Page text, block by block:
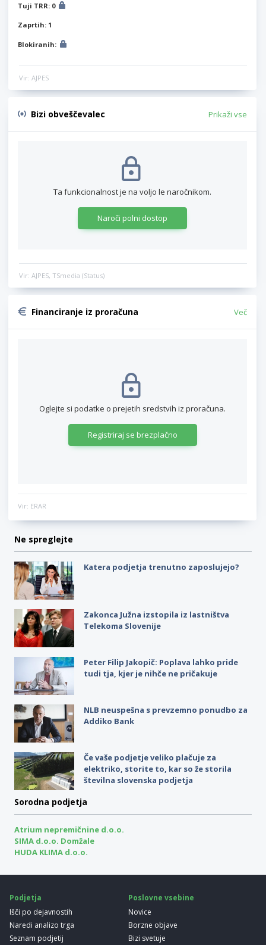
Tuji TRR: 0
Zaprtih: 1
Blokiranih:
Vir: AJPES
Bizi obveščevalec Prikaži vse
Ta funkcionalnost je na voljo le naročnikom.
Naroči polni dostop
Vir: AJPES, TSmedia (Status)
Financiranje iz proračuna Več
Oglejte si podatke o prejetih sredstvih iz proračuna.
Registriraj se brezplačno
Vir: ERAR
Ne spreglejte
Katera podjetja trenutno zaposlujejo?
Zakonca Južna izstopila iz lastništva
Telekoma Slovenije
Peter Filip Jakopič: Poplava lahko pride
tudi tja, kjer je nihče ne pričakuje
NLB neuspešna s prevzemno ponudbo za
Addiko Bank
Če vaše podjetje veliko plačuje za
elektriko, storite to, kar so že storila
številna slovenska podjetja
Sorodna podjetja
Atrium nepremičnine d.o.o.
SIMA d.o.o. Domžale
HUDA KLIMA d.o.o.
Podjetja
Išči po dejavnostih
Naredi analizo trga
Seznam podjetij
Poslovne vsebine
Novice
Borzne objave
Bizi svetuje